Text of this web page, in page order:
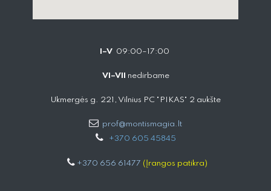
I–V 09:00–17:00
VI–VII nedirbame
Ukmergės g. 221, Vilnius PC "PIKAS" 2 aukšte
prof@montismagia.lt
+370 605 4584​5
+370 656 61477 (Įrangos patikra)